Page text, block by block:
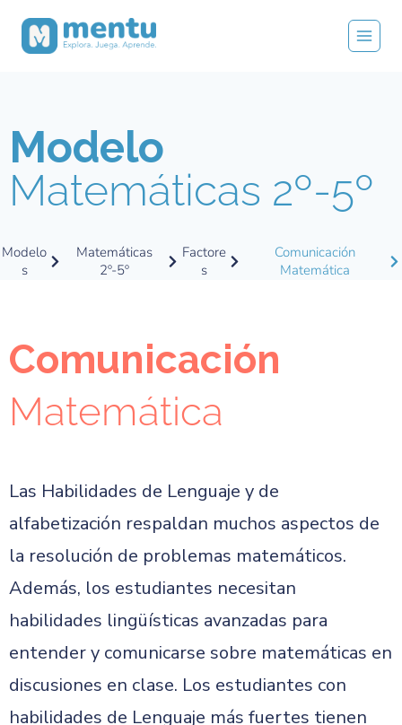
Modelo
Matemáticas 2º-5º
Modelo
s
Matemáticas
2º-5º
Factore
s
Comunicación
Matemática
Comunicación
Matemática
Las Habilidades de Lenguaje y de
alfabetización respaldan muchos aspectos de
la resolución de problemas matemáticos.
Además, los estudiantes necesitan
habilidades lingüísticas avanzadas para
entender y comunicarse sobre matemáticas en
discusiones en clase. Los estudiantes con
habilidades de Lenguaje más fuertes tienen